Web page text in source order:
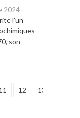
2024
l’un
son
12 13